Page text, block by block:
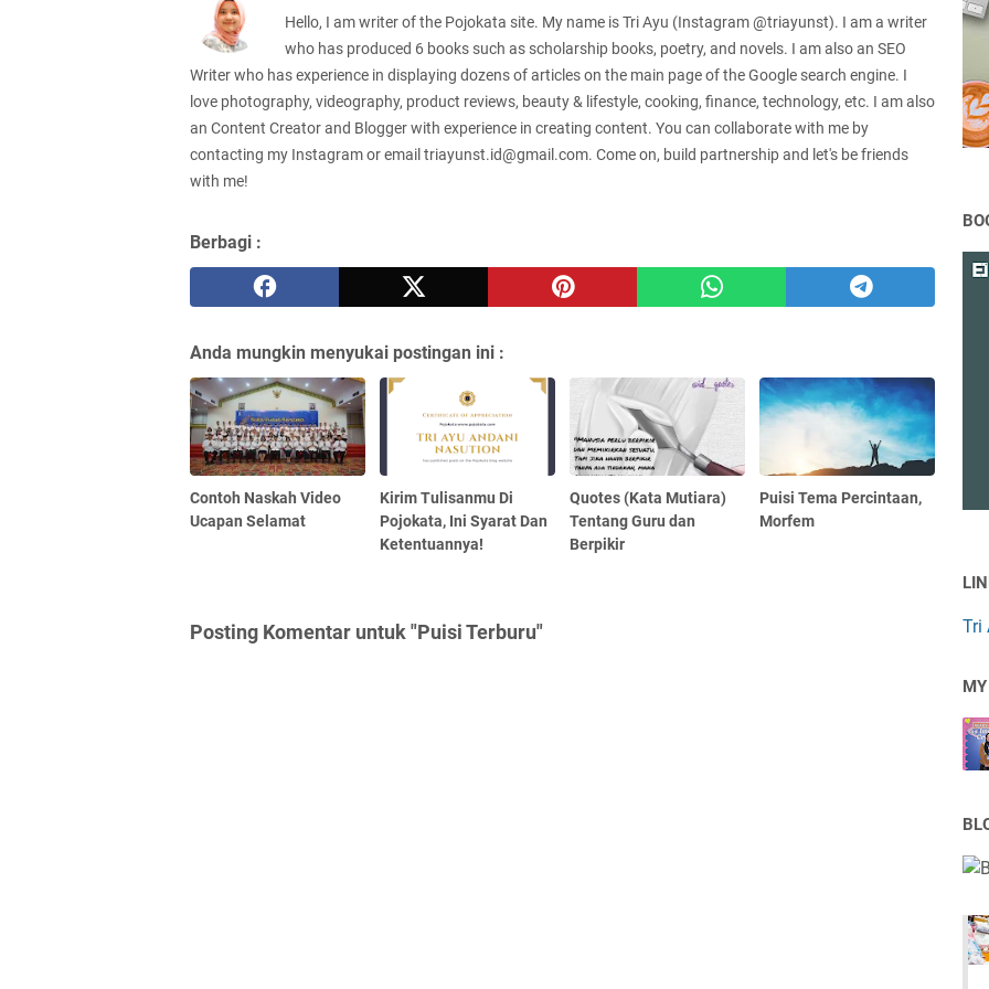
Hello, I am writer of the Pojokata site. My name is Tri Ayu (Instagram @triayunst). I am a writer
who has produced 6 books such as scholarship books, poetry, and novels. I am also an SEO
Writer who has experience in displaying dozens of articles on the main page of the Google search engine. I
love photography, videography, product reviews, beauty & lifestyle, cooking, finance, technology, etc. I am also
an Content Creator and Blogger with experience in creating content. You can collaborate with me by
contacting my Instagram or email triayunst.id@gmail.com. Come on, build partnership and let's be friends
with me!
Berbagi :
Anda mungkin menyukai postingan ini :
Contoh Naskah Video
Ucapan Selamat
Kirim Tulisanmu Di
Pojokata, Ini Syarat Dan
Ketentuannya!
Quotes (Kata Mutiara)
Tentang Guru dan
Berpikir
Puisi Tema Percintaan,
Morfem
Posting Komentar untuk "Puisi Terburu" Tri